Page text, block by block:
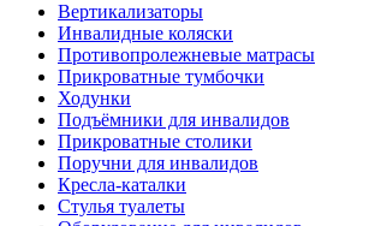
Вертикализаторы
Инвалидные коляски
Противопролежневые матрасы
Прикроватные тумбочки
Ходунки
Подъёмники для инвалидов
Прикроватные столики
Поручни для инвалидов
Кресла-каталки
Стулья туалеты